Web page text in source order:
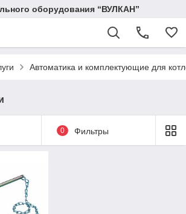
оборудования “ВУЛКАН”
Автоматика и комплектующие для
0 Фильтры